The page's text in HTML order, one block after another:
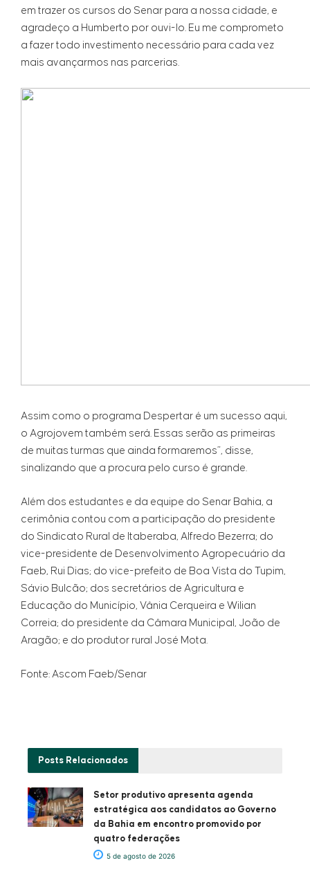
em trazer os cursos do Senar para a nossa cidade, e
agradeço a Humberto por ouvi-lo. Eu me comprometo
a fazer todo investimento necessário para cada vez
mais avançarmos nas parcerias.
Assim como o programa Despertar é um sucesso aqui,
o Agrojovem também será. Essas serão as primeiras
de muitas turmas que ainda formaremos”, disse,
sinalizando que a procura pelo curso é grande.
Além dos estudantes e da equipe do Senar Bahia, a
cerimônia contou com a participação do presidente
do Sindicato Rural de Itaberaba, Alfredo Bezerra; do
vice-presidente de Desenvolvimento Agropecuário da
Faeb, Rui Dias; do vice-prefeito de Boa Vista do Tupim,
Sávio Bulcão; dos secretários de Agricultura e
Educação do Município, Vânia Cerqueira e Wilian
Correia; do presidente da Câmara Municipal, João de
Aragão; e do produtor rural José Mota.
Fonte: Ascom Faeb/Senar
Posts Relacionados
Setor produtivo apresenta agenda
estratégica aos candidatos ao Governo
da Bahia em encontro promovido por
quatro federações
5 de agosto de 2026